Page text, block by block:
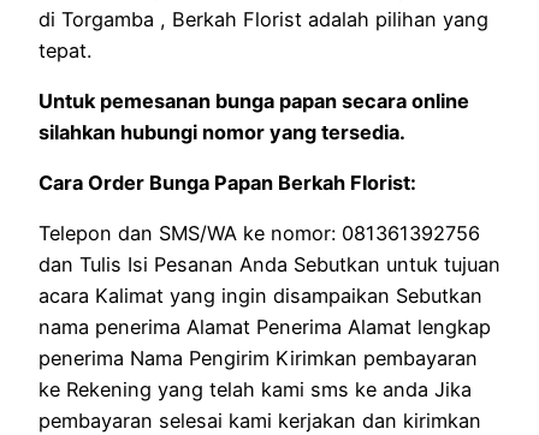
di Torgamba , Berkah Florist adalah pilihan yang
tepat.
Untuk pemesanan bunga papan secara online
silahkan hubungi nomor yang tersedia.
Cara Order Bunga Papan Berkah Florist:
Telepon dan SMS/WA ke nomor: 081361392756
dan Tulis Isi Pesanan Anda Sebutkan untuk tujuan
acara Kalimat yang ingin disampaikan Sebutkan
nama penerima Alamat Penerima Alamat lengkap
penerima Nama Pengirim Kirimkan pembayaran
ke Rekening yang telah kami sms ke anda Jika
pembayaran selesai kami kerjakan dan kirimkan